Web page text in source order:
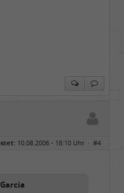
10.08.2006 - 18:10 Uhr · #4